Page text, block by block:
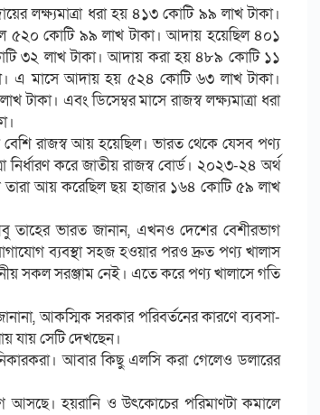
লক্ষ্যমাত্রা ধরা হয় ৪১৩ কোটি ৯৯ লাখ টাকা।
৫২০ কোটি ৯৯ লাখ টাকা। আদায় হয়েছিল ৪০১
৩২ লাখ টাকা। আদায় করা হয় ৪৮৯ কোটি ১১
এ মাসে আদায় হয় ৫২৪ কোটি ৬৩ লাখ টাকা।
এবং ডিসেম্বর মাসে রাজস্ব লক্ষ্যমাত্রা ধরা
বেশি রাজস্ব আয় হয়েছিল। ভারত থেকে যেসব পণ্য
নির্ধারণ করে জাতীয় রাজস্ব বোর্ড। ২০২৩-২৪ অর্থ
তারা আয় করেছিল ছয় হাজার ১৬৪ কোটি ৫৯ লাখ
তাহের ভারত জানান, এখনও দেশের বেশীরভাগ
ব্যবস্থা সহজ হওয়ার পরও দ্রুত পণ্য খালাস
সকল সরঞ্জাম নেই। এতে করে পণ্য খালাসে গতি
আকস্মিক সরকার পরিবর্তনের কারণে ব্যবসা-
যায় সেটি দেখছেন।
আবার কিছু এলসি করা গেলেও ডলারের
আসছে। হয়রানি ও উৎকোচের পরিমাণটা কমালে